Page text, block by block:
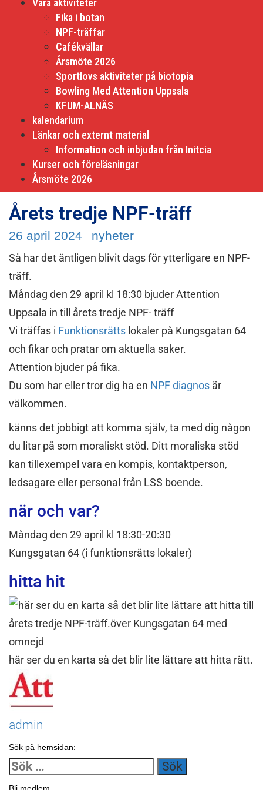
Våra aktiviteter
Fika i botan
NPF-träffar
Cafékvällar
Årsmöte 2026
Sportlovs aktiviteter på biotopia
Bowling Med Attention Uppsala
KFUM-ALNÄS
kalendarium
Länkar och externt material
Information och inbjudan från Initcia
Kurser och föreläsningar
Årsmöte 2026
Årets tredje NPF-träff
26 april 2024 nyheter
Så har det äntligen blivit dags för ytterligare en NPF-
träff.
Måndag den 29 april kl 18:30 bjuder Attention
Uppsala in till årets tredje NPF- träff
Vi träffas i Funktionsrätts lokaler på Kungsgatan 64
och fikar och pratar om aktuella saker.
Attention bjuder på fika.
Du som har eller tror dig ha en NPF diagnos är
välkommen.
känns det jobbigt att komma själv, ta med dig någon
du litar på som moraliskt stöd. Ditt moraliska stöd
kan tillexempel vara en kompis, kontaktperson,
ledsagare eller personal från LSS boende.
när och var?
Måndag den 29 april kl 18:30-20:30
Kungsgatan 64 (i funktionsrätts lokaler)
hitta hit
här ser du en karta så det blir lite lättare att hitta rätt.
admin
Sök på hemsidan:
Sök
efter: